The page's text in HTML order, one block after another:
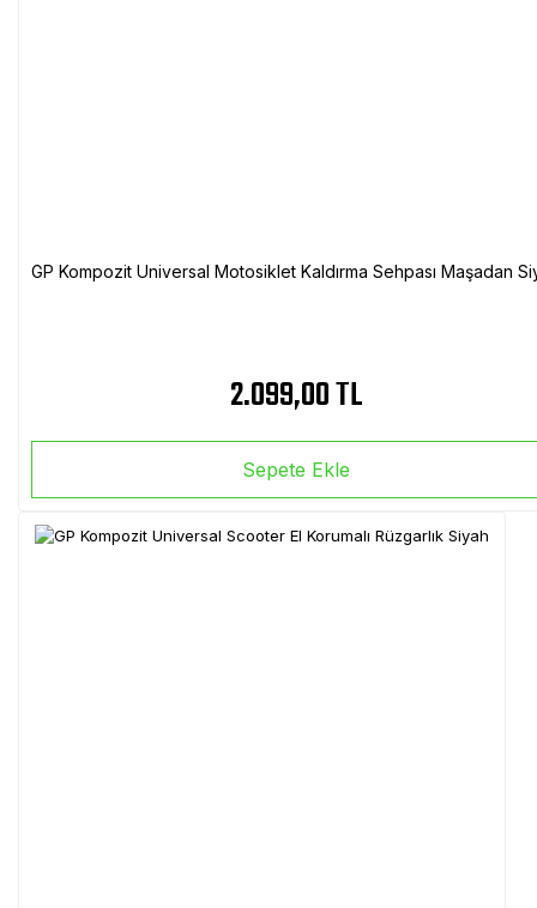
GP Kompozit Universal Motosiklet Kaldırma Sehpası Maşadan
2.099,00 TL
Sepete Ekle